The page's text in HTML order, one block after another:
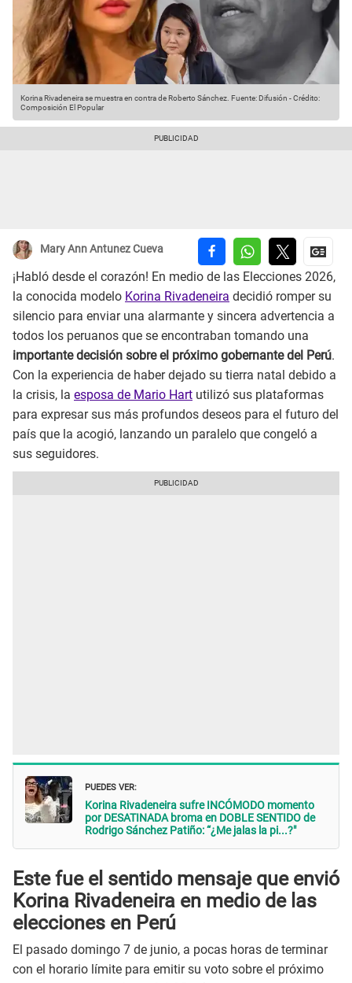
Korina Rivadeneira se muestra en contra de Roberto Sánchez. Fuente: Difusión -Crédito:
Composición El Popular
Mary Ann Antunez Cueva
¡Habló desde el corazón! En medio de las Elecciones 2026,
la conocida modelo Korina Rivadeneira decidió romper su
silencio para enviar una alarmante y sincera advertencia a
todos los peruanos que se encontraban tomando una
importante decisión sobre el próximo gobernante del Perú.
Con la experiencia de haber dejado su tierra natal debido a
la crisis, la esposa de Mario Hart utilizó sus plataformas
para expresar sus más profundos deseos para el futuro del
país que la acogió, lanzando un paralelo que congeló a
sus seguidores.
PUEDES VER:
Korina Rivadeneira sufre INCÓMODO momento
por DESATINADA broma en DOBLE SENTIDO de
Rodrigo Sánchez Patiño: “¿Me jalas la pi...?"
Este fue el sentido mensaje que envió
Korina Rivadeneira en medio de las
elecciones en Perú
El pasado domingo 7 de junio, a pocas horas de terminar
con el horario límite para emitir su voto sobre el próximo